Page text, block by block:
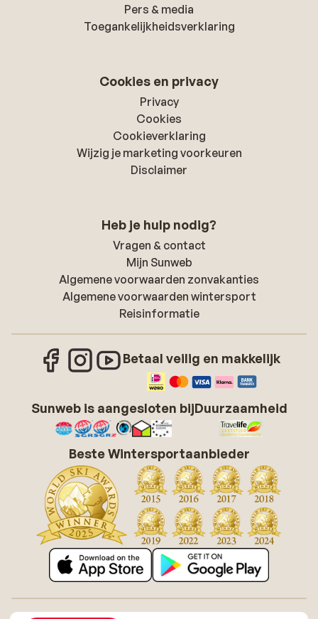
Pers & media
Toegankelijkheidsverklaring
Cookies en privacy
Privacy
Cookies
Cookieverklaring
Wijzig je marketing voorkeuren
Disclaimer
Heb je hulp nodig?
Vragen & contact
Mijn Sunweb
Algemene voorwaarden zonvakanties
Algemene voorwaarden wintersport
Reisinformatie
Betaal veilig en makkelijk
Sunweb is aangesloten bijDuurzaamheid
Beste Wintersportaanbieder